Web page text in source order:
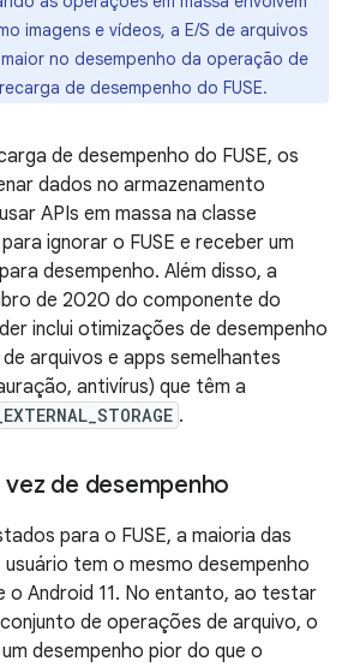
imagens e vídeos, a E/S de arquivos
no desempenho da operação de
de desempenho do FUSE.
de desempenho do FUSE, os
dados no armazenamento
APIs em massa na classe
para ignorar o FUSE e receber um
desempenho. Além disso, a
de 2020 do componente do
inclui otimizações de desempenho
arquivos e apps semelhantes
antivírus) que têm a
.
de desempenho
para o FUSE, a maioria das
tem o mesmo desempenho
o Android 11. No entanto, ao testar
de operações de arquivo, o
desempenho pior do que o